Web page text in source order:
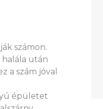
számon.
halála után
a szám jóval
épületet